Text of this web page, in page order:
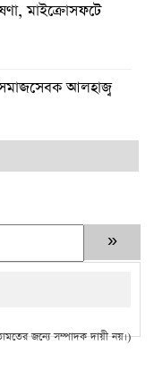
মাইক্রোসফটে
সমাজসেবক আলহাজ্ব
জন্যে সম্পাদক দায়ী নয়।)